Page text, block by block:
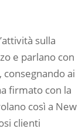
sulla
e parlano con
consegnando ai
firmato con la
così a New
clienti